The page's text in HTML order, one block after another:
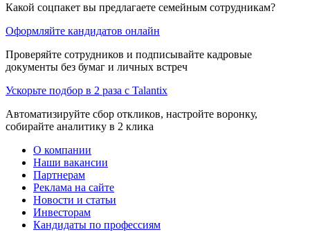
Какой соцпакет вы предлагаете семейным сотрудникам?
Оформляйте кандидатов онлайн
Проверяйте сотрудников и подписывайте кадровые
документы без бумаг и личных встреч
Ускорьте подбор в 2 раза с Talantix
Автоматизируйте сбор откликов, настройте воронку,
собирайте аналитику в 2 клика
О компании
Наши вакансии
Партнерам
Реклама на сайте
Новости и статьи
Инвесторам
Кандидаты по профессиям